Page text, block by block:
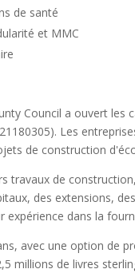
de santé
et MMC
Council a ouvert
Les
de construction
travaux de
des extensions,
dans la
avec une option de
millions de livres